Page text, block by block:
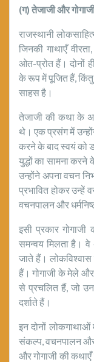
(ग) तेजाजी और
राजस्थानी
जिनकी गाथाएँ
ओत-प्रोत हैं। दोनों
के रूप में पूजित हैं,
साहस है।
तेजाजी की कथा के
थे। एक प्रसंग में
करने के बाद स्वयं को
युद्धों का सामना
उन्होंने अपना वचन
प्रभावित होकर उन्हें
वचनपालन और
इसी प्रकार
समन्वय मिलता है। वे
जाते हैं। लोकविश्वास
हैं। गोगाजी के मेले
से प्रचलित हैं, जो
दर्शाते हैं।
इन दोनों
संकल्प, वचनपालन
और गोगाजी की